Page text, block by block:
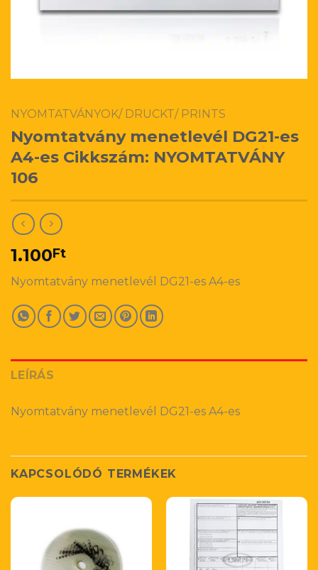
NYOMTATVÁNYOK/ DRUCKT/ PRINTS
Nyomtatvány menetlevél DG21-es
A4-es Cikkszám: NYOMTATVÁNY
106
1.100Ft
Nyomtatvány menetlevél DG21-es A4-es
LEÍRÁS
Nyomtatvány menetlevél DG21-es A4-es
KAPCSOLÓDÓ TERMÉKEK